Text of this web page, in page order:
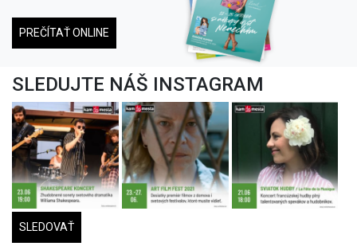
PREČÍTAŤ ONLINE
SLEDUJTE NÁŠ INSTAGRAM
SLEDOVAŤ